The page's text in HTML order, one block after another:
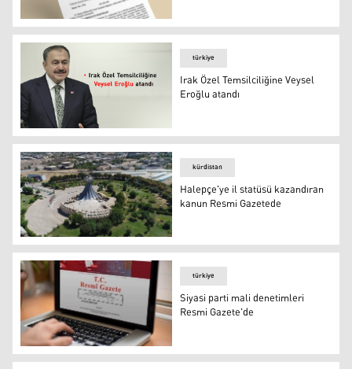
İnfaz düzenlemesi Resmi Gazete'de
Veysel Eroğlu (FOTO-TRT)
türkiye
Irak Özel Temsilciliğine Veysel
Eroğlu atandı
Halepçe'ye il statüsü kazandıran kanun Resmi Gazetede
kürdistan
Halepçe'ye il statüsü kazandıran
kanun Resmi Gazetede
Siyasi parti mali denetimleri Resmi Gazete'de
türkiye
Siyasi parti mali denetimleri
Resmi Gazete'de